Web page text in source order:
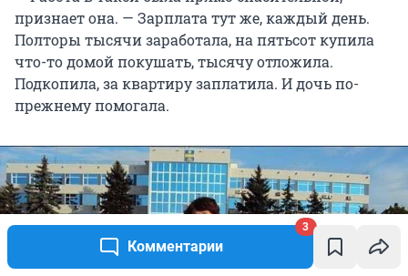
Комментарии
3
признает она. — Зарплата тут же, каждый день.
Полторы тысячи заработала, на пятьсот купила
что-то домой покушать, тысячу отложила.
Подкопила, за квартиру заплатила. И дочь по-
прежнему помогала.